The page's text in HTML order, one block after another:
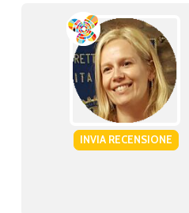
INVIA RECENSIONE